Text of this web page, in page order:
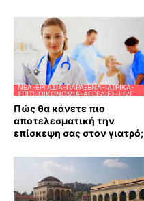
ΝΈΑ-ΕΡΓΑΣΊΑ-ΠΑΡΆΞΕΝΑ-ΙΑΤΡΙΚΆ-
ΣΠΊΤΙ-ΟΙΚΟΝΟΜΊΑ-ΑΓΓΕΛΊΕΣ-LIVE
Πώς θα κάνετε πιο
αποτελεσματική την
επίσκεψη σας στον γιατρό;